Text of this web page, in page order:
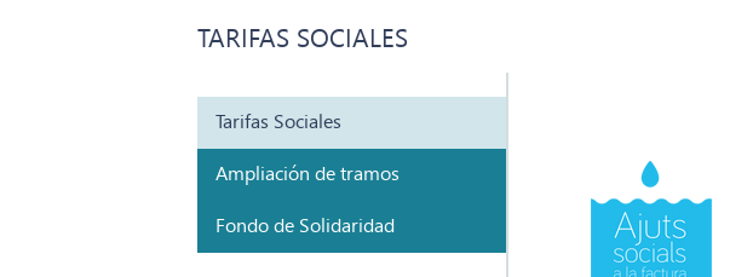
TARIFAS SOCIALES
Tarifas Sociales
Ampliación de tramos
Fondo de Solidaridad